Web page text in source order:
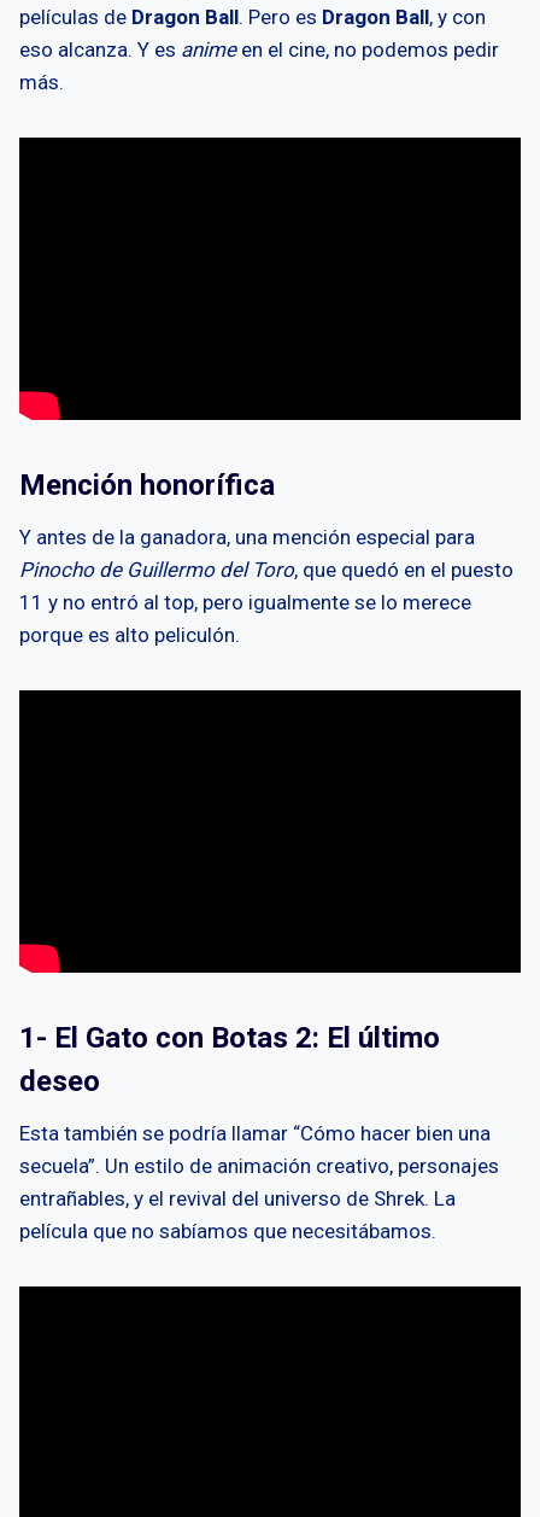
películas de Dragon Ball. Pero es Dragon Ball, y con
eso alcanza. Y es anime en el cine, no podemos pedir
más.
Mención honorífica
Y antes de la ganadora, una mención especial para
Pinocho de Guillermo del Toro, que quedó en el puesto
11 y no entró al top, pero igualmente se lo merece
porque es alto peliculón.
1- El Gato con Botas 2: El último
deseo
Esta también se podría llamar “Cómo hacer bien una
secuela”. Un estilo de animación creativo, personajes
entrañables, y el revival del universo de Shrek. La
película que no sabíamos que necesitábamos.